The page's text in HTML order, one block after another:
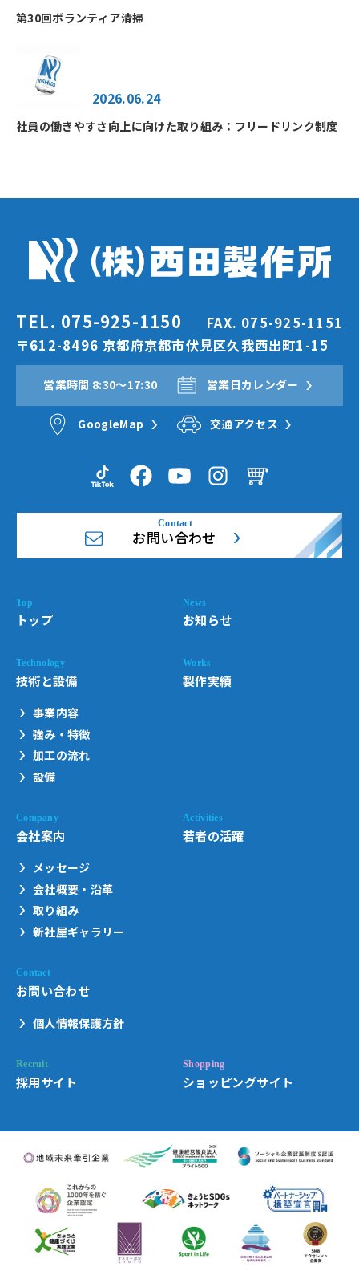
第30回ボランティア清掃
2026.06.24
社員の働きやすさ向上に向けた取り組み：フリードリンク制度
TEL. 075-925-1150
FAX. 075-925-1151
〒612-8496 京都府京都市伏見区久我西出町1-15
営業時間 8:30〜17:30 営業日カレンダー
GoogleMap 交通アクセス
お問い合わせ
トップ お知らせ
技術と設備
事業内容
強み・特徴
加工の流れ
設備
製作実績
会社案内
メッセージ
会社概要・沿革
取り組み
新社屋ギャラリー
若者の活躍
お問い合わせ
個人情報保護方針
採用サイト ショッピングサイト